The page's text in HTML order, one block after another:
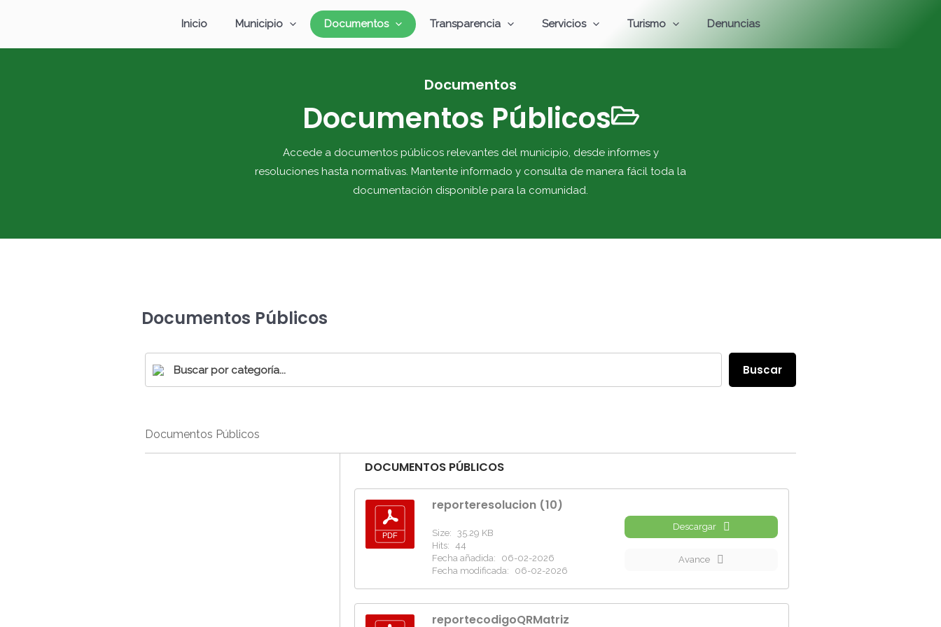
contenido
Inicio Municipio Documentos Transparencia Servicios Turismo Denuncias
Documentos
Documentos Públicos
Accede a documentos públicos relevantes del municipio, desde informes y
resoluciones hasta normativas. Mantente informado y consulta de manera fácil toda la
documentación disponible para la comunidad.
Documentos Públicos
Buscar
Documentos Públicos
DOCUMENTOS PÚBLICOS
reporteresolucion (10)
Size: 35.29 KB
Hits: 44
Fecha añadida:
06-02-2026
Fecha modificada:
06-02-2026
Descargar
Avance
reportecodigoQRMatriz